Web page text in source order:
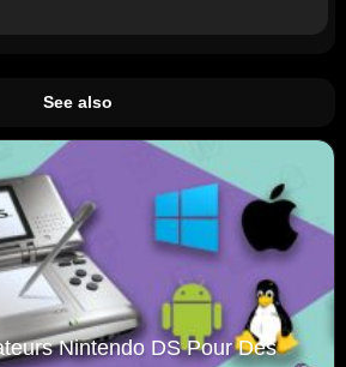
See also
Nintendo DS Pour Des